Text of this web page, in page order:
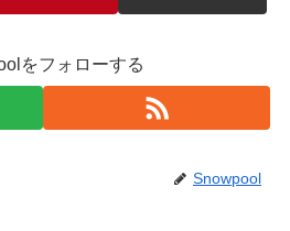
をフォローする
Snowpool